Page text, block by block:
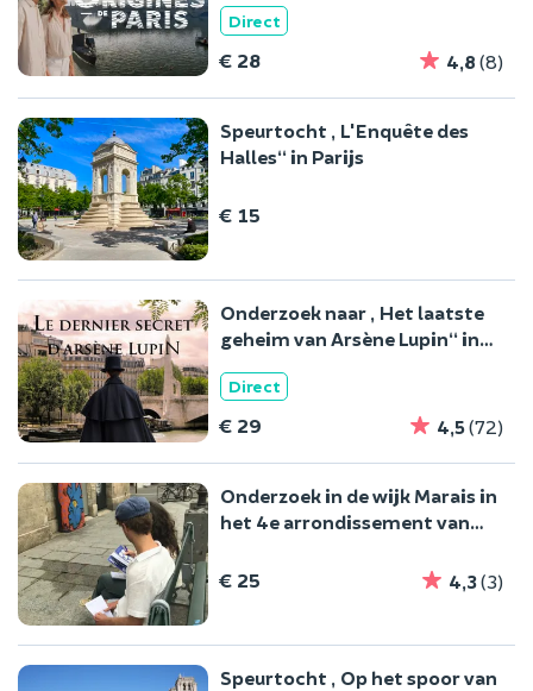
Direct
€ 28 4,8 (8)
Speurtocht „L'Enquête des
Halles“ in Parijs
€ 15
Onderzoek naar „Het laatste
geheim van Arsène Lupin“ in
Direct
€ 29 4,5(72)
Onderzoek in de wijk Marais in
het 4e arrondissement van
€ 25 4,3(3)
Speurtocht „Op het spoor van